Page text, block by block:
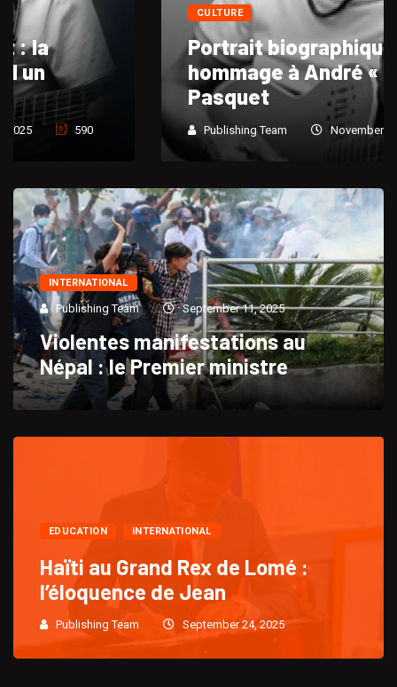
CULTURE
Portrait biographique et
hommage à André « Dadou »
Pasquet
Publishing Team November 24, 2025 766
INTERNATIONAL
Publishing Team September 11, 2025
Violentes manifestations au
Népal : le Premier ministre
EDUCATION INTERNATIONAL
Haïti au Grand Rex de Lomé :
l’éloquence de Jean
Publishing Team September 24, 2025